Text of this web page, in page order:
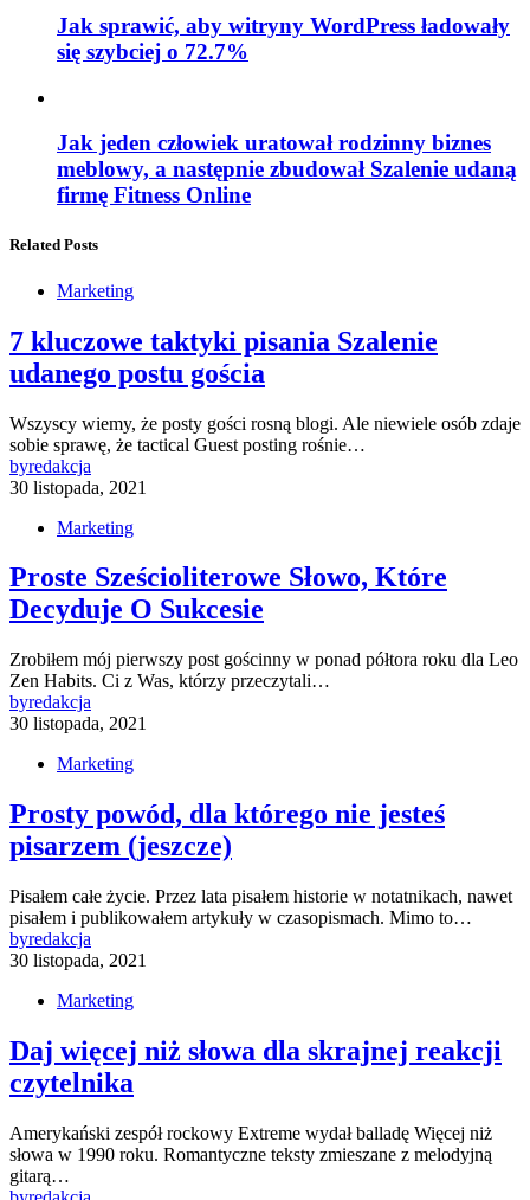
Jak sprawić, aby witryny WordPress ładowały
się szybciej o 72.7%
Jak jeden człowiek uratował rodzinny biznes
meblowy, a następnie zbudował Szalenie udaną
firmę Fitness Online
Related Posts
Marketing
7 kluczowe taktyki pisania Szalenie
udanego postu gościa
Wszyscy wiemy, że posty gości rosną blogi. Ale niewiele osób zdaje
sobie sprawę, że tactical Guest posting rośnie…
byredakcja
30 listopada, 2021
Marketing
Proste Sześcioliterowe Słowo, Które
Decyduje O Sukcesie
Zrobiłem mój pierwszy post gościnny w ponad półtora roku dla Leo
Zen Habits. Ci z Was, którzy przeczytali…
byredakcja
30 listopada, 2021
Marketing
Prosty powód, dla którego nie jesteś
pisarzem (jeszcze)
Pisałem całe życie. Przez lata pisałem historie w notatnikach, nawet
pisałem i publikowałem artykuły w czasopismach. Mimo to…
byredakcja
30 listopada, 2021
Marketing
Daj więcej niż słowa dla skrajnej reakcji
czytelnika
Amerykański zespół rockowy Extreme wydał balladę Więcej niż
słowa w 1990 roku. Romantyczne teksty zmieszane z melodyjną
gitarą…